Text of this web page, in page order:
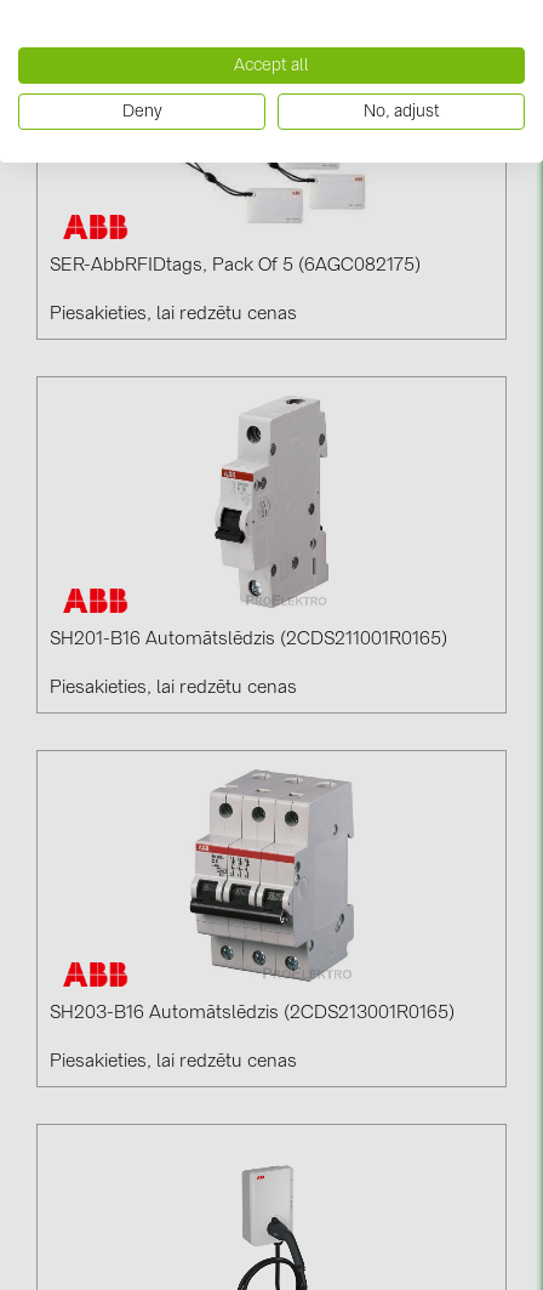
SER-AbbRFIDtags, Pack Of 5 (6AGC082175)
Piesakieties, lai redzētu cenas
SH201-B16 Automātslēdzis (2CDS211001R0165)
Piesakieties, lai redzētu cenas
SH203-B16 Automātslēdzis (2CDS213001R0165)
Piesakieties, lai redzētu cenas
Accept all
Deny No, adjust